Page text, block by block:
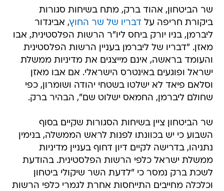
שר הביטחון, אהוד ברק, מתח בשיחות סגורות
ביקורת חריפה על דבריו של שר החוץ, אביגדור
ליברמן, בניו יורק ביחס ליו"ר הרשות הפלסטינית, אבו
מאזן. "דבריו של ליברמן בעניין הרשות הפלסטינית
והעומד בראשה, אינם מייצגים את מדיניות ממשלת
ישראל ופוגעים באינטרס הישראלי. אם אבו מאזן
וסלאם פיאד לא ישלטו בשטחי יהודה ושומרון, כפי
שחולם ליברמן, החמאס ישלוט שם", הבהיר ברק.
שר הביטחון ציין בשיחות הסגורות שקיים בסוף
השבוע כי יש בכוונתו לפנות לראש הממשלה, בנימין
נתניהו, בדרישה לקיים דיון דחוף בעניין מדיניות
ממשלת ישראל כלפי הרשות הפלסטינית. בהודעת
לשכת ברק נמסר כי "לדעת השר שיקולי ביטחון
וכלכלה מחייבים התייחסות אחרת לגמרי כלפי הרשות